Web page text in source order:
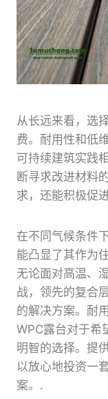
从长远来看，选
费。耐用性和低
可持续建筑实践
断寻求改进材料
求，还能积极促
在不同气候条件
能凸显了其作为
无论面对高温、
战，领先的复合
的解决方案。耐
WPC露台对于希
明智的选择。提
以放心地投资一
案。.